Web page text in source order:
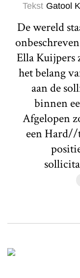
Tekst Gatool
De wereld
Ella Kuijpers
het belang
aan de
binnen
Afgelopen
een